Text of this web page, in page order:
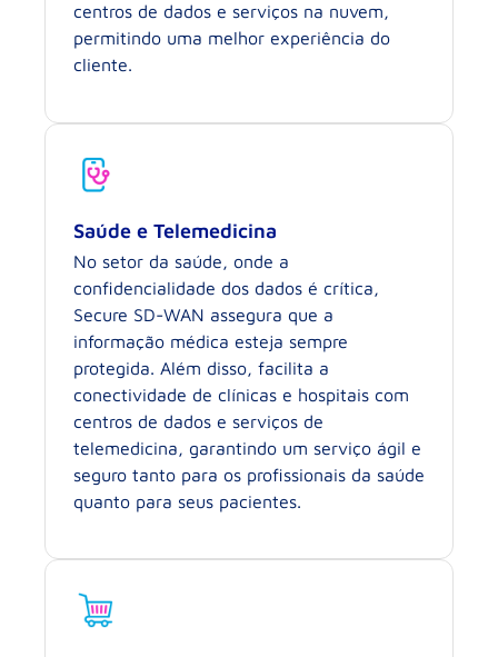
centros de dados e serviços na nuvem,
permitindo uma melhor experiência do
cliente.
Saúde e Telemedicina
No setor da saúde, onde a
confidencialidade dos dados é crítica,
Secure SD-WAN assegura que a
informação médica esteja sempre
protegida. Além disso, facilita a
conectividade de clínicas e hospitais com
centros de dados e serviços de
telemedicina, garantindo um serviço ágil e
seguro tanto para os profissionais da saúde
quanto para seus pacientes.